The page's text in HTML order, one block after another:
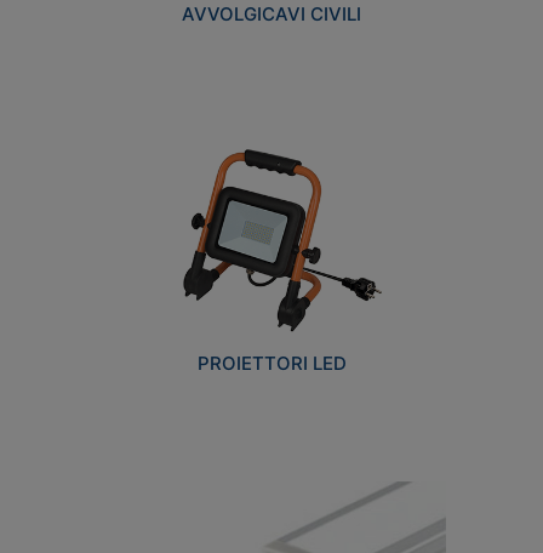
AVVOLGICAVI CIVILI
PROIETTORI LED